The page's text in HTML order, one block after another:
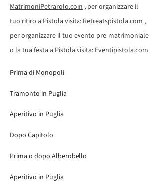
MatrimoniPetrarolo.com , per organizzare il
tuo ritiro a Pistola visita:Retreatspistola.com ,
per organizzare il tuo evento pre-matrimoniale
o la tua festa a Pistola visita:Eventipistola.com
Prima di Monopoli
Tramonto in Puglia
Aperitivo in Puglia
Dopo Capitolo
Prima o dopo Alberobello
Aperitivo in Puglia